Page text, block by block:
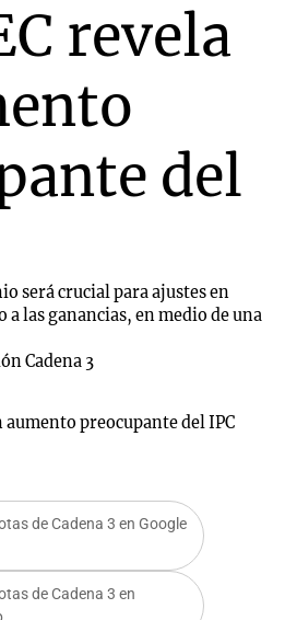
revela
del
será crucial para ajustes en
las ganancias, en medio de una
Cadena 3
aumento preocupante del IPC
de Cadena 3 en Google
de Cadena 3 en